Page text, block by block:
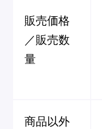
販売価格
／販売数
量
商品以外